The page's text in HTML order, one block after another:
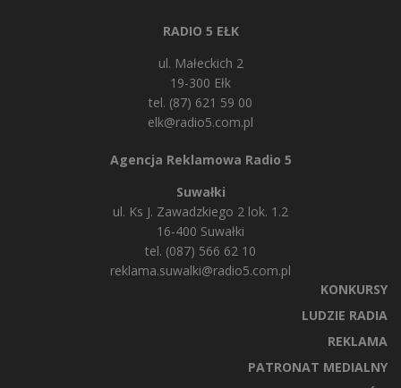
RADIO 5 EŁK
ul. Małeckich 2
19-300 Ełk
tel. (87) 621 59 00
elk@radio5.com.pl
Agencja Reklamowa Radio 5
Suwałki
ul. Ks J. Zawadzkiego 2 lok. 1.2
16-400 Suwałki
tel. (087) 566 62 10
reklama.suwalki@radio5.com.pl
KONKURSY
LUDZIE RADIA
REKLAMA
PATRONAT MEDIALNY